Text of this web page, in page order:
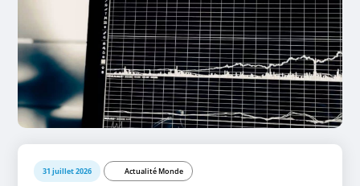
31 juillet 2026 Actualité Monde